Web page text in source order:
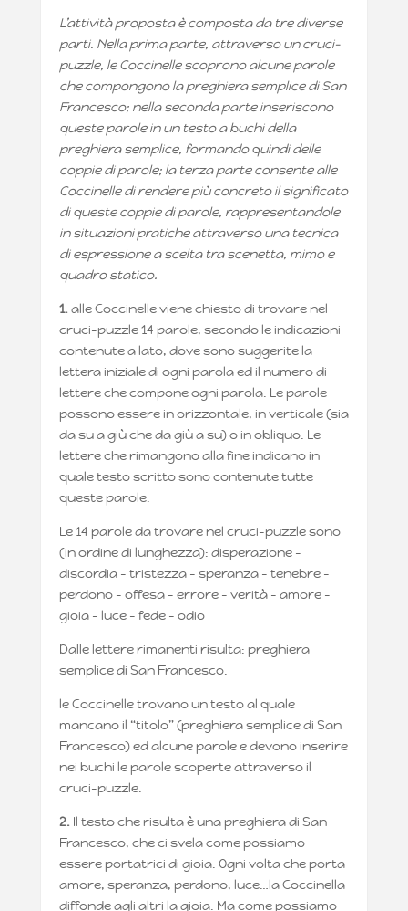
L’attività proposta è composta da tre diverse
parti. Nella prima parte, attraverso un cruci-
puzzle, le Coccinelle scoprono alcune parole
che compongono la preghiera semplice di San
Francesco; nella seconda parte inseriscono
queste parole in un testo a buchi della
preghiera semplice, formando quindi delle
coppie di parole; la terza parte consente alle
Coccinelle di rendere più concreto il significato
di queste coppie di parole, rappresentandole
in situazioni pratiche attraverso una tecnica
di espressione a scelta tra scenetta, mimo e
quadro statico.
1.alle Coccinelle viene chiesto di trovare nel
cruci-puzzle 14 parole, secondo le indicazioni
contenute a lato, dove sono suggerite la
lettera iniziale di ogni parola ed il numero di
lettere che compone ogni parola. Le parole
possono essere in orizzontale, in verticale (sia
da su a giù che da giù a su) o in obliquo. Le
lettere che rimangono alla fine indicano in
quale testo scritto sono contenute tutte
queste parole.
Le 14 parole da trovare nel cruci-puzzle sono
(in ordine di lunghezza): disperazione –
discordia – tristezza – speranza – tenebre –
perdono – offesa – errore – verità – amore –
gioia – luce – fede – odio
Dalle lettere rimanenti risulta: preghiera
semplice di San Francesco.
le Coccinelle trovano un testo al quale
mancano il “titolo” (preghiera semplice di San
Francesco) ed alcune parole e devono inserire
nei buchi le parole scoperte attraverso il
cruci-puzzle.
2.Il testo che risulta è una preghiera di San
Francesco, che ci svela come possiamo
essere portatrici di gioia. Ogni volta che porta
amore, speranza, perdono, luce…la Coccinella
diffonde agli altri la gioia. Ma come possiamo